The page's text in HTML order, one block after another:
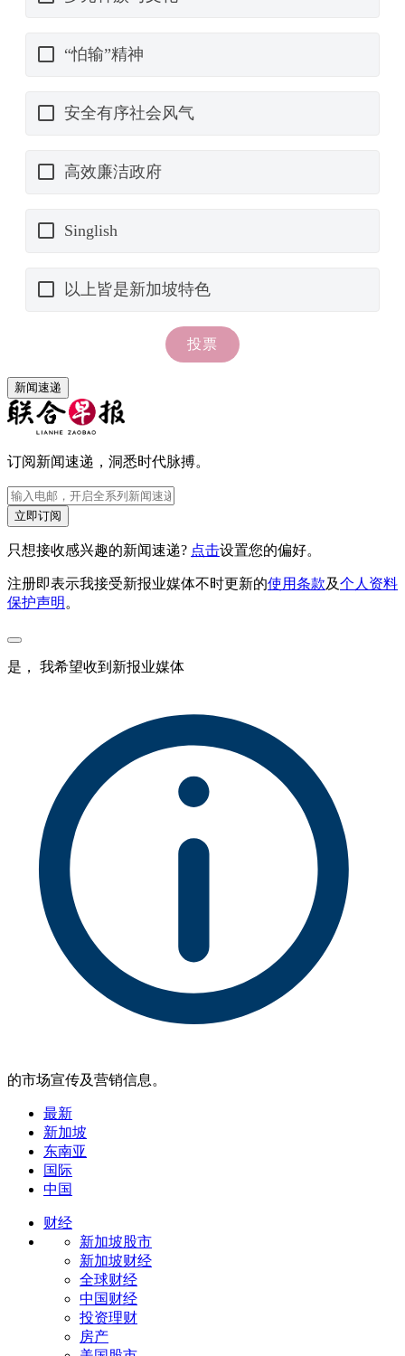
新闻速递
订阅新闻速递，洞悉时代脉搏。
立即订阅
只想接收感兴趣的新闻速递? 点击设置您的偏好。
注册即表示我接受新报业媒体不时更新的使用条款及个人资料
保护声明 。
是， 我希望收到新报业媒体
的市场宣传及营销信息。
最新
新加坡
东南亚
国际
中国
财经
新加坡股市
新加坡财经
全球财经
中国财经
投资理财
房产